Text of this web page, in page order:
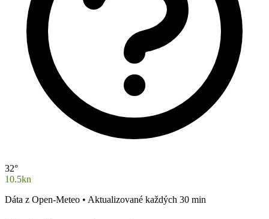
32°
10.5kn
Dáta z Open-Meteo • Aktualizované každých 30 min